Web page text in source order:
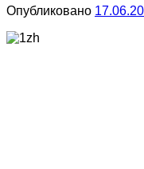
Опубликовано